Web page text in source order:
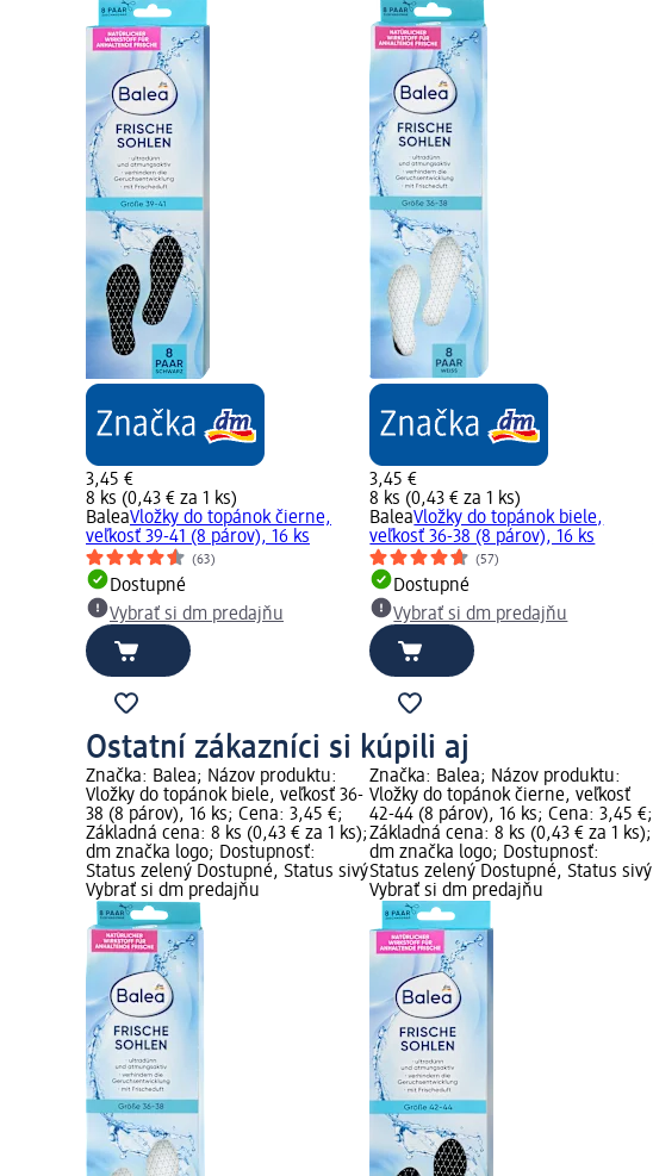
3,45 €
8 ks (0,43 € za 1 ks)
BaleaVložky do topánok čierne,
veľkosť 39-41 (8 párov), 16 ks
(63)
Dostupné
Vybrať si dm predajňu
3,45 €
8 ks (0,43 € za 1 ks)
BaleaVložky do topánok biele,
veľkosť 36-38 (8 párov), 16 ks
(57)
Dostupné
Vybrať si dm predajňu
Ostatní zákazníci si kúpili aj
Značka: Balea; Názov produktu:
Vložky do topánok biele, veľkosť 36-
38 (8 párov), 16 ks; Cena: 3,45 €;
Základná cena: 8 ks (0,43 € za 1 ks);
dm značka logo; Dostupnosť:
Status zelený Dostupné, Status sivý
Vybrať si dm predajňu
Značka: Balea; Názov produktu:
Vložky do topánok čierne, veľkosť
42-44 (8 párov), 16 ks; Cena: 3,45 €;
Základná cena: 8 ks (0,43 € za 1 ks);
dm značka logo; Dostupnosť:
Status zelený Dostupné, Status sivý
Vybrať si dm predajňu